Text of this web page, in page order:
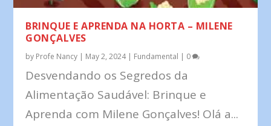
BRINQUE E APRENDA NA HORTA – MILENE
GONÇALVES
by Profe Nancy | May 2, 2024| Fundamental | 0
Desvendando os Segredos da
Alimentação Saudável: Brinque e
Aprenda com Milene Gonçalves! Olá a...